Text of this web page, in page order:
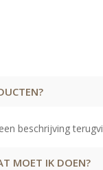
beschrijving
MOET IK DOEN?